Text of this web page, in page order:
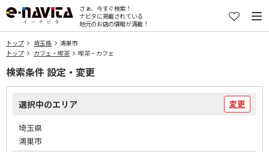
さぁ、今すぐ検索！
ナビタに掲載されている
地元のお店の情報が満載！
トップ 埼玉県
鴻巣市
トップ
カフェ・喫茶 喫茶・カフェ
検索条件 設定・変更
選択中のエリア 変更
埼玉県
鴻巣市